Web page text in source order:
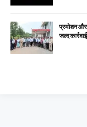
प्रमोशन और
जल्द